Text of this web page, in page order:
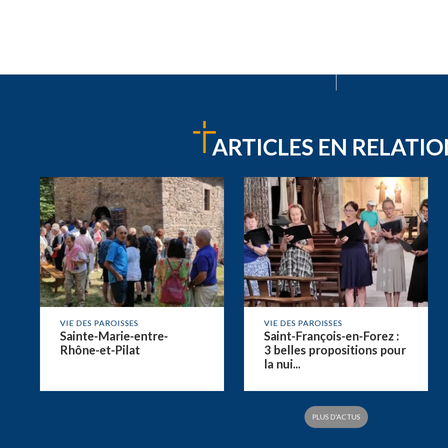
ARTICLES EN
VIE DES PAROISSES
Sainte-Marie-entre-
Rhône-et-Pilat
VIE DES PAROISSES
Saint-François-en-Forez :
3 belles propositions pour
la nui...
PLUS D'ACTUS